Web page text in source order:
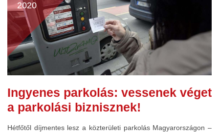
2020
Ingyenes parkolás: vessenek véget
a parkolási biznisznek!
Hétfőtől díjmentes lesz a közterületi parkolás Magyarországon –